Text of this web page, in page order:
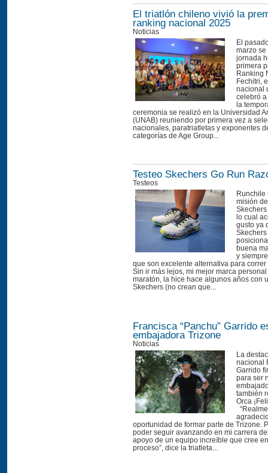
El triatlón chileno vivió la
ranking nacional 2025
Noticias
El
marzo
jornada
primera
Ranking
Fechitri,
nacional
celebró
la
ceremonia se realizó en la Universidad
(UNAB) reuniendo por primera vez a
nacionales, paratriatletas y exponentes
categorías de Age Group...
Testeo Skechers Go Run
Testeos
Runchile
misión
lo cual
gusto ya
buena
y
que son excelente alternativa para
Sin ir más lejos, mi mejor marca
maratón, la hice hace algunos años con
Skechers (no crean que...
Francisca “Panchu” Garrido
embajadora Trizone
Noticias
La
nacional
Garrido
para ser
también
Orca
oportunidad de formar parte de Trizone.
poder seguir avanzando en mi carrera
apoyo de un equipo increíble que cree
proceso”, dice la triatleta...